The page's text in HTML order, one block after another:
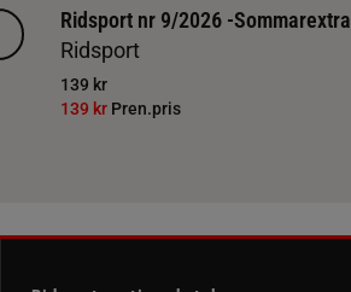
Ridsport nr 9/2026 -Sommarextra
Ridsport
139 kr
139 kr Pren.pris